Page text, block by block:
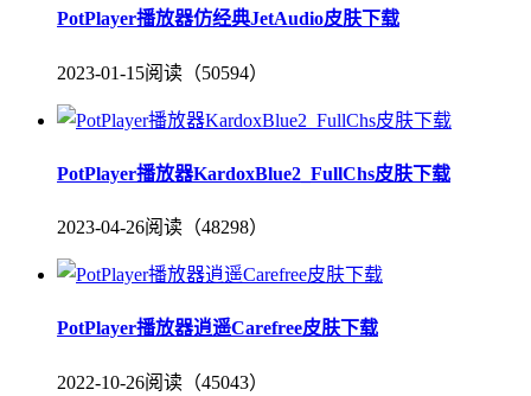
PotPlayer播放器仿经典JetAudio皮肤下载
2023-01-15阅读（50594）
PotPlayer播放器KardoxBlue2_FullChs皮肤下载
2023-04-26阅读（48298）
PotPlayer播放器逍遥Carefree皮肤下载
2022-10-26阅读（45043）